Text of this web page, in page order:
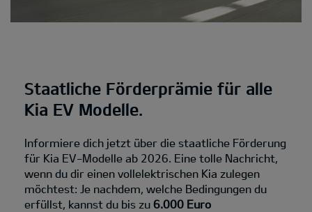
Staatliche Förderprämie für alle
Kia EV Modelle.
Informiere dich jetzt über die staatliche Förderung
für Kia EV-Modelle ab 2026. Eine tolle Nachricht,
wenn du dir einen vollelektrischen Kia zulegen
möchtest: Je nachdem, welche Bedingungen du
erfüllst, kannst du bis zu 6.000 Euro